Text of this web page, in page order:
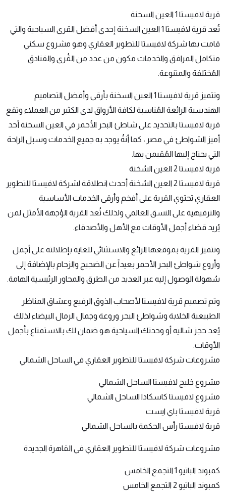
قرية لافيستا 1 العين السخنة
تُعد قرية لافيستا 1 العين السخنة إحدى أفضل القرى السياحية والتي
قامت بها شركة لافيستا للتطوير العقاري وهو مشروع سكني
متكامل المرافق والخدمات مكون من عدد من القُرى والفنادق
المُختلفة والمتنوعة.
وتتميز قرية لافيستا 1 العين السخنة بأرقى وأفضل التصاميم
الهندسية الرائعة المُناسبة لكافة الأزواق لدى الكثير من العملاء وتقع
قرية لافيستا بالتحديد على شاطئ البحر الأحمر في العين السخنة أحد
أميز الشواطئ في مصر ، كما أنةُ يوجد به جميع الخدمات وسبل الراحة
التي يحتاج إليها المُقيمن بها.
قرية لافيستا 2 العين السُخنة
قرية لافيستا 2 العين السُخنة أحدث انطلاقة لشركة لافيستا للتطوير
العقاري تحتوي القرية على أفخم وأرقى الخدمات الأساسية
والترفيهية على النسق العالمي ولذلك تُعد القرية الوُجهة الأمثل لمن
يُريد قضاء أجمل الأوقات مع الأهل والأصدقاء.
وتتميز القرية بموقعها الرائع والاستثنائي للغاية بإطلالته على أجمل
وأروع شواطئ البحر الأحمر بعيداً عن الضجيج والزحام بالإضافة إلى
سُهولة الوصول إليه عبر العديد من الطرق والمحاور الرئيسية الهامة.
وتم تصميم قرية لافيستا لأصحاب الذوق الرفيع وعشاق المناظر
الطبيعية الخلابة وشواطئ البحر وروعة وجمال الرمال البيضاء لذلك
يُعد حجز شاليه أو وحدتك السياحية هو ضمان لك بالاستمتاع بأجمل
الأوقات.
مشروعات شركة لافيستا للتطوير العقاري في الساحل الشمالي
مشروع خليج لافيستا الساحل الشمالي
مشروع لافيستا كاسكادا الساحل الشمالي
قرية لافيستا باي ايست
قرية لافيستا رأس الحكمة بالساحل الشمالي
مشروعات شركة لافيستا للتطوير العقاري في القاهرة الجديدة
كمبوند الباتيو 1 التجمع الخامس
كمبوند الباتيو 2 التجمع الخامس